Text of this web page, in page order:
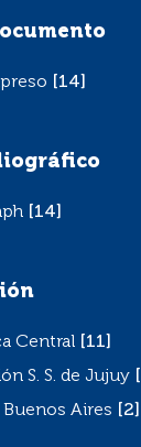
[14]
[14]
Central
[11]
S. de Jujuy
S. S. de Jujuy
Aires
Buenos Aires [2]